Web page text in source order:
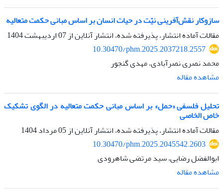
سازوکار نقش‌آفرینی نیّت در حیات انسان بر اساس مبانی حکمت متعالیه
مقالات آماده انتشار، پذیرفته شده، انتشار آنلاین از07 اردیبهشت 1404
10.30470/phm.2025.2037218.2557
محمد نصری نصرآبادی، مهدی گنجور
مشاهده مقاله
تحلیل فلسفی «حمل» بر اساس مبانی حکمت متعالیه در الگوی تشکیک
خاص الخاصی
مقالات آماده انتشار، پذیرفته شده، انتشار آنلاین از05 مرداد 1404
10.30470/phm.2025.2045542.2603
ابوالفضل رضایی، سید مرتضی شاهرودی
مشاهده مقاله